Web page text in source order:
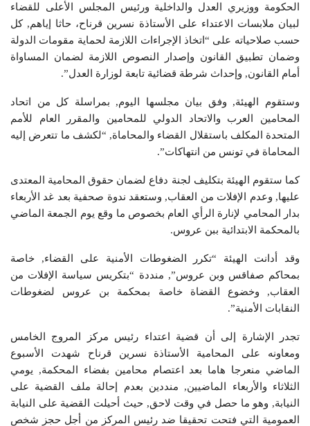
الحكومة ووزيري العدل والداخلية ورئيس المجلس الأعلى للقضاء
لبيان ملابسات الاعتداء على الأستاذة نسرين قرناح، حاثا إياهم, كل
حسب صلاحياته على “اتخاذ الإجراءات اللازمة لحماية مقومات الدولة
وضمان تطبيق القانون وإصدار النصوص اللازمة لضمان المساواة
أمام القانون, وإحداث شرطة قضائية تابعة لوزارة العدل”.
وستقوم الهيئة, وفق بيان مجلسها اليوم, بمراسلة كل من اتحاد
المحامين العرب والاتحاد الدولي للمحامين والمقرر العام للأمم
المتحدة المكلف باستقلال القضاء والمحاماة, “لكشف ما تتعرض إليه
المحاماة في تونس من انتهاكات”.
كما ستقوم الهيئة بتكليف لجنة دفاع لضمان حقوق المحامية المعتدى
عليها, وعدم الإفلات من العقاب, وستعقد ندوة صحفية بعد غد الأربعاء
بدار المحامي لإنارة الرأي العام بخصوص ما وقع يوم الجمعة الماضي
بالمحكمة الابتدائية ببن عروس.
وقد أدانت الهيئة “تكرر الضغوطات الأمنية على القضاء, خاصة
بمحاكم صفاقس وبن عروس”, منددة “بتكريس سياسة الإفلات من
العقاب, وخضوع القضاة خاصة بمحكمة بن عروس لضغوطات
النقابات الأمنية”.
تجدر الإشارة إلى أن قضية اعتداء رئيس مركز المروج الخامس
ومعاونه على المحامية الأستاذة نسرين قرناح شهدت الأسبوع
الماضي منعرجا هاما بعد اعتصام محامين بفضاء المحكمة, يومي
الثلاثاء والأربعاء الماضيين, منددين بعدم إحالة ملف القضية على
النيابة, وهو ما حصل في وقت لاحق, حيث أحيلت القضية على النيابة
العمومية التي فتحت تحقيقا ضد رئيس المركز من أجل حجز شخص